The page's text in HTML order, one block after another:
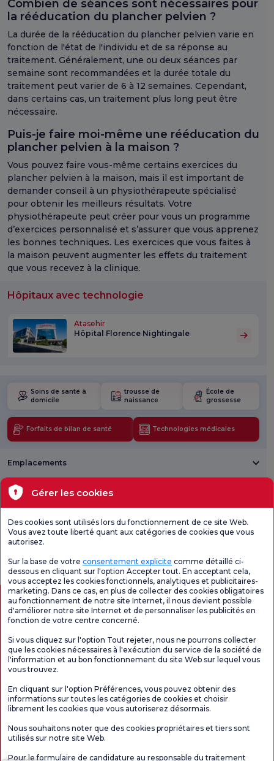
Combien de séances sont nécessaires pour
la rééducation du plancher pelvien ?
La durée de la rééducation du plancher pelvien varie en
fonction de l'état de l'individu et de sa réponse au
traitement. Généralement, une ou deux séances par
semaine sont recommandées et la durée totale du
traitement peut varier de 6 à 12 semaines. Cependant,
dans certains cas, un traitement plus long peut être
nécessaire.
Puis-je faire moi-même une rééducation du
plancher pelvien à la maison ?
Vous pouvez faire vous-même certains exercices du
plancher pelvien à la maison, mais il est important de
demander conseil à un physiothérapeute spécialisé
pour obtenir les meilleurs résultats. Votre
physiothérapeute peut créer pour vous un programme
d’exercices personnalisé et s’assurer que vous apprenez
les bonnes techniques. Les exercices que vous faites à
la maison peuvent augmenter les effets du traitement
que vous recevez à la clinique.
Hôpitaux avec technologie
Atasehir
Hôpital Florence Nightingale
Soins de santé à
domicile
trousse de
naissance
École de
grossesse
Forfaits de bilan de santé Technologies médicales
Emplacements
Santé actuelle
Unités médicales
générale de
satisfaction
questionnaire de
satisfaction.
satisfaction sur
les promotions
Le contenu de cette page est fourni à titre informatif uniquement. N'hésitez pas
à consulter votre médecin pour obtenir un diagnostic et un traitement.
Gérer les cookies
Des cookies sont utilisés lors du fonctionnement de ce site Web.
Vous avez toute liberté quant aux catégories de cookies que vous
autorisez.
Sur la base de votre consentement explicite comme détaillé ci-
dessous en cliquant sur l'option Accepter tout. En acceptant cela,
vous acceptez les cookies fonctionnels, analytiques et publicitaires-
marketing. Dans ce cas, en plus de collecter des cookies obligatoires
au fonctionnement de notre site Internet, il nous devient possible
d'améliorer notre site Internet et de personnaliser les publicités en
fonction de votre centre concerné.
Si vous cliquez sur l'option Tout rejeter, nous ne pourrons collecter
que les cookies nécessaires à l'exécution du service de la société de
l'information et au bon fonctionnement du site Web sur lequel vous
vous trouvez.
En cliquant sur l'option Préférences, vous pouvez obtenir des
informations sur toutes les catégories de cookies et choisir
librement les cookies que vous autoriserez désormais.
Nous souhaitons noter que des cookies propriétaires et tiers sont
utilisés sur notre site Web.
Pour le formulaire de candidature au responsable du traitement